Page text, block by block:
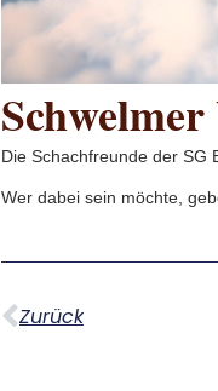
Die Schachfreunde der SG
Wer dabei sein möchte,
Zurück